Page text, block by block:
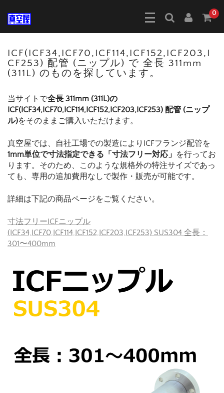
0
ICF(ICF34,ICF70,ICF114,ICF152,ICF203,I
CF253) 配管 (ニップル) で 全長 311mm
(311L) のものを探しています。
当サイトで全長 311mm (311L)の
ICF(ICF34,ICF70,ICF114,ICF152,ICF203,ICF253) 配管 (ニップ
ル)をそのままご購入いただけます。
真空屋では、自社工場での製造によりICFフランジ配管を
1mm単位で寸法指定できる「寸法フリー対応」 を行ってお
ります。そのため、このような規格外の特注サイズであっ
ても、専用の追加費用なしで製作・販売が可能です。
詳細は下記の商品ページをご覧ください。
寸法フリーICFニップル
(ICF34,ICF70,ICF114,ICF152,ICF203,ICF253) SUS304 全長：
301〜400mm